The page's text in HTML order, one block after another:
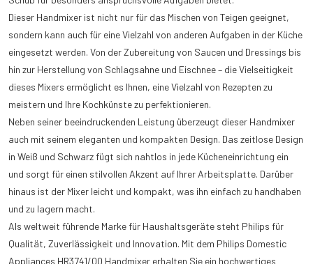
Dieser Handmixer ist nicht nur für das Mischen von Teigen geeignet,
sondern kann auch für eine Vielzahl von anderen Aufgaben in der Küche
eingesetzt werden. Von der Zubereitung von Saucen und Dressings bis
hin zur Herstellung von Schlagsahne und Eischnee – die Vielseitigkeit
dieses Mixers ermöglicht es Ihnen, eine Vielzahl von Rezepten zu
meistern und Ihre Kochkünste zu perfektionieren.
Neben seiner beeindruckenden Leistung überzeugt dieser Handmixer
auch mit seinem eleganten und kompakten Design. Das zeitlose Design
in Weiß und Schwarz fügt sich nahtlos in jede Kücheneinrichtung ein
und sorgt für einen stilvollen Akzent auf Ihrer Arbeitsplatte. Darüber
hinaus ist der Mixer leicht und kompakt, was ihn einfach zu handhaben
und zu lagern macht.
Als weltweit führende Marke für Haushaltsgeräte steht Philips für
Qualität, Zuverlässigkeit und Innovation. Mit dem Philips Domestic
Appliances HR3741/00 Handmixer erhalten Sie ein hochwertiges